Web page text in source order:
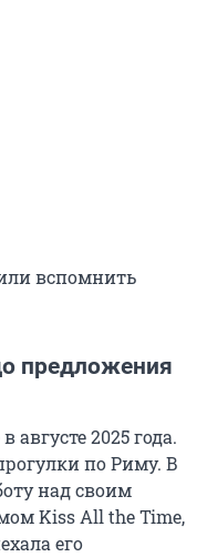
вспомнить
предложения
2025 года.
по Риму. В
над своим
Kiss All the Time,
его